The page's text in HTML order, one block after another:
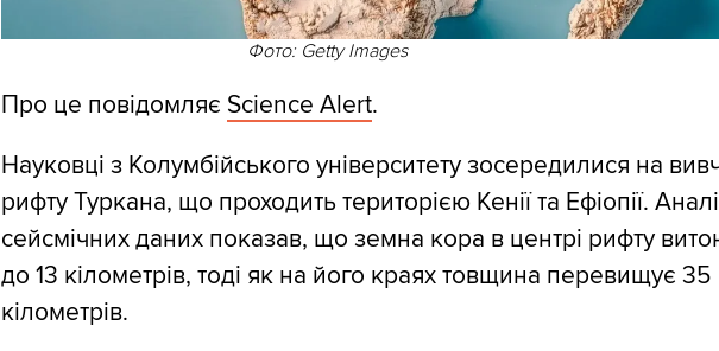
Фото: Getty Images
Про це повідомляє Science Alert.
Науковці з Колумбійського університету зосередилися на
рифту Туркана, що проходить територією Кенії та Ефіопії.
сейсмічних даних показав, що земна кора в центрі рифту
до 13 кілометрів, тоді як на його краях товщина перевищує 35
кілометрів.